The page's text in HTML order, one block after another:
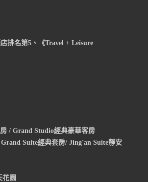
排名第5、《Travel + Leisure
/ Grand Studio經典豪華客房
Suite經典套房/ Jing'an Suite靜安
花園